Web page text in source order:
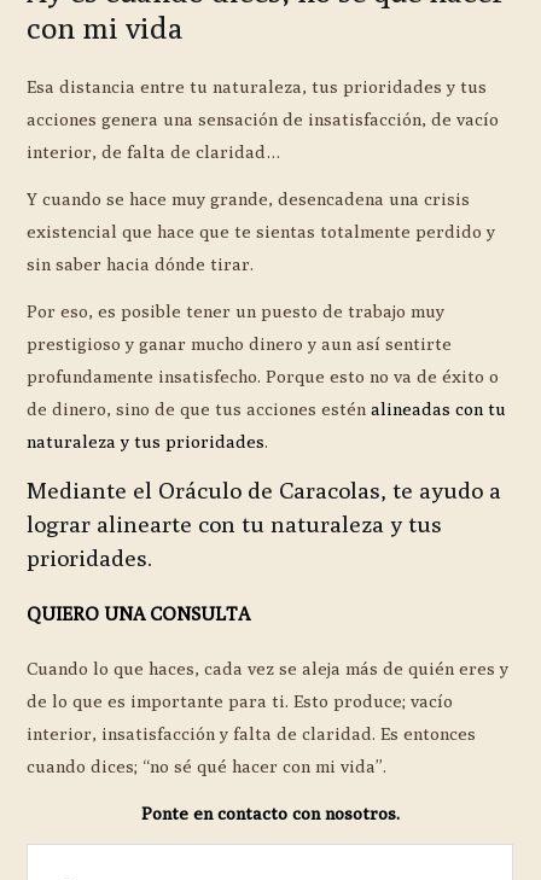
con mi vida
Esa distancia entre tu naturaleza, tus prioridades y tus
acciones genera una sensación de insatisfacción, de vacío
interior, de falta de claridad…
Y cuando se hace muy grande, desencadena una crisis
existencial que hace que te sientas totalmente perdido y
sin saber hacia dónde tirar.
Por eso, es posible tener un puesto de trabajo muy
prestigioso y ganar mucho dinero y aun así sentirte
profundamente insatisfecho. Porque esto no va de éxito o
de dinero, sino de que tus acciones esténalineadas con tu
naturaleza y tus prioridades.
Mediante el Oráculo de Caracolas, te ayudo a
lograr alinearte con tu naturaleza y tus
prioridades.
QUIERO UNA CONSULTA
Cuando lo que haces, cada vez se aleja más de quién eres y
de lo que es importante para ti. Esto produce; vacío
interior, insatisfacción y falta de claridad. Es entonces
cuando dices; “no sé qué hacer con mi vida”.
Ponte en contacto con nosotros.